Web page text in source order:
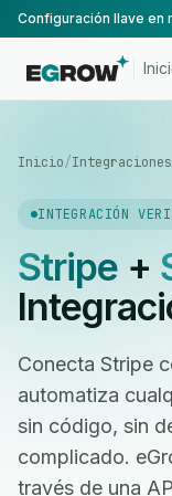
Inicio/Integraciones
INTEGRACIÓN
Stripe+
Conecta Stripe
automatiza
sin código, sin
complicado.
través de una